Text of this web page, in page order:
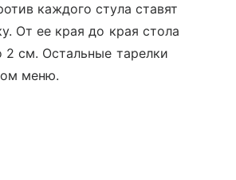
каждого стула ставят
От ее края до края стола
2 см. Остальные тарелки
меню.